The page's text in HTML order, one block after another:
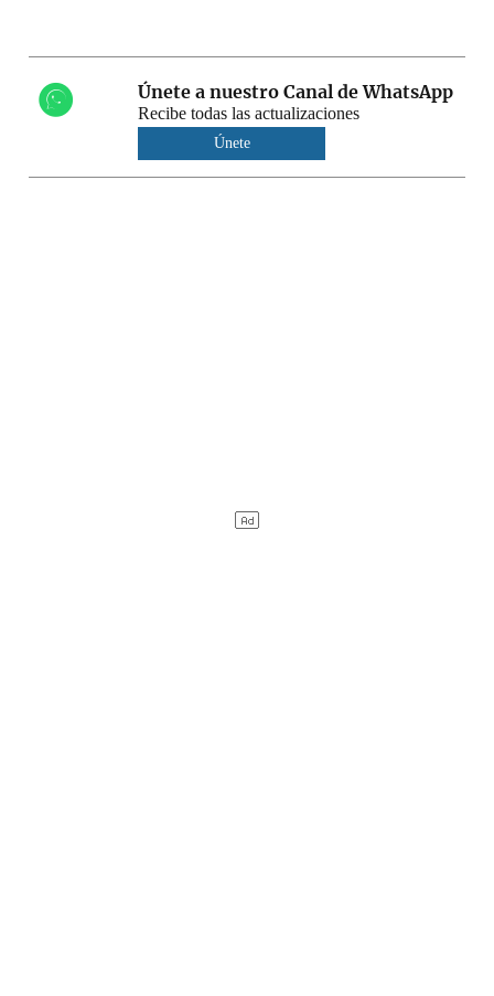
Únete a nuestro Canal de WhatsApp
Recibe todas las actualizaciones
Únete